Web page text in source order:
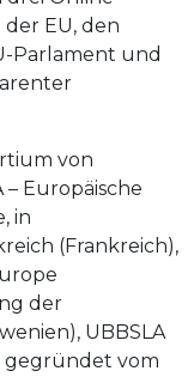
EU, den
Parlament und
von
– Europäische
, in
(Frankreich),
der
UBBSLA
gegründet vom